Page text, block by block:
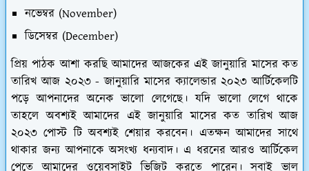
নভেম্বর (November)
ডিসেম্বর (December)
প্রিয় পাঠক আশা করছি আমাদের আজকের এই জানুয়ারি মাসের কত
তারিখ আজ ২০২৩ - জানুয়ারি মাসের ক্যালেন্ডার ২০২৩ আর্টিকেলটি
পড়ে আপনাদের অনেক ভালো লেগেছে। যদি ভালো লেগে থাকে
তাহলে অবশ্যই আমাদের এই জানুয়ারি মাসের কত তারিখ আজ
২০২৩ পোস্ট টি অবশ্যই শেয়ার করবেন। এতক্ষন আমাদের সাথে
থাকার জন্য আপনাকে অসংখ্য ধন্যবাদ। এ ধরনের আরও আর্টিকেল
পেতে আমাদের ওয়েবসাইট ভিজিট করতে পারেন। সবাই ভাল